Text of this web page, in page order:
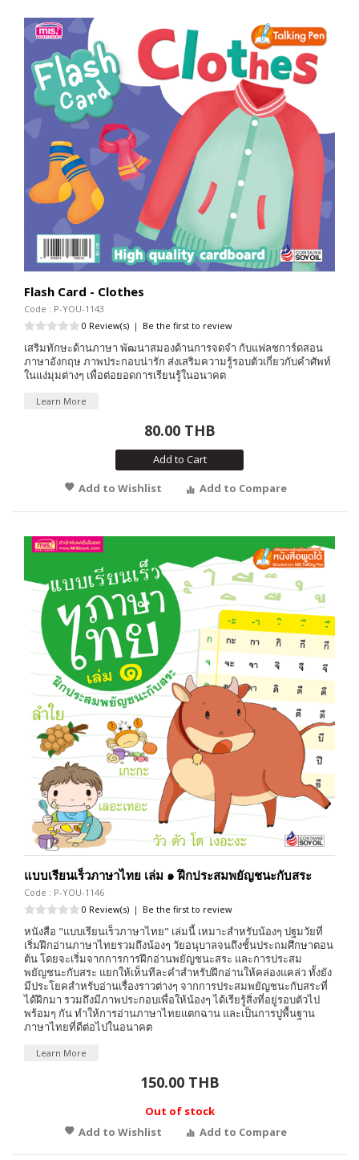
Flash Card - Clothes
Code : P-YOU-1143
0 Review(s) | Be the first to review
เสริมทักษะด้านภาษา พัฒนาสมองด้านการจดจำ กับแฟลชการ์ดสอน
ภาษาอังกฤษ ภาพประกอบน่ารัก ส่งเสริมความรู้รอบตัวเกี่ยวกับคำศัพท์
ในแง่มุมต่างๆ เพื่อต่อยอดการเรียนรู้ในอนาคต
Learn More
80.00 THB
Add to Cart
Add to Wishlist
Add to Compare
แบบเรียนเร็วภาษาไทย เล่ม ๑ ฝึกประสมพยัญชนะกับสระ
Code : P-YOU-1146
0 Review(s) | Be the first to review
หนังสือ "แบบเรียนเร็วภาษาไทย" เล่มนี้ เหมาะสำหรับน้องๆ ปฐมวัยที่
เริ่มฝึกอ่านภาษาไทยรวมถึงน้องๆ วัยอนุบาลจนถึงชั้นประถมศึกษาตอน
ต้น โดยจะเริ่มจากการการฝึกอ่านพยัญชนะสระ และการประสม
พยัญชนะกับสระ แยกให้เห็นทีละคำสำหรับฝึกอ่านให้คล่องแคล่ว ทั้งยัง
มีประโยคสำหรับอ่านเรื่องราวต่างๆ จากการประสมพยัญชนะกับสระที่
ได้ฝึกมา รวมถึงมีภาพประกอบเพื่อให้น้องๆ ได้เรียรู้สิ่งที่อยู่รอบตัวไป
พร้อมๆ กัน ทำให้การอ่านภาษาไทยแตกฉาน และเป็นการปูพื้นฐาน
ภาษาไทยที่ดีต่อไปในอนาคต
Learn More
150.00 THB
Out of stock
Add to Wishlist
Add to Compare